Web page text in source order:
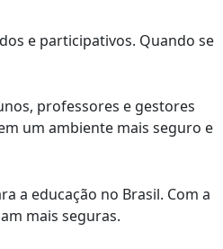
e participativos. Quando se
professores e gestores
um ambiente mais seguro e
a educação no Brasil. Com a
mais seguras.